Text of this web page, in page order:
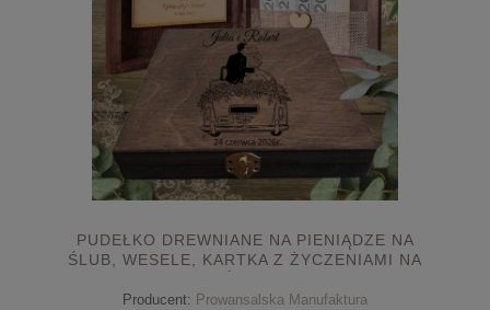
PUDEŁKO DREWNIANE NA PIENIĄDZE NA
ŚLUB, WESELE, KARTKA Z ŻYCZENIAMI NA
Producent: Prowansalska Manufaktura